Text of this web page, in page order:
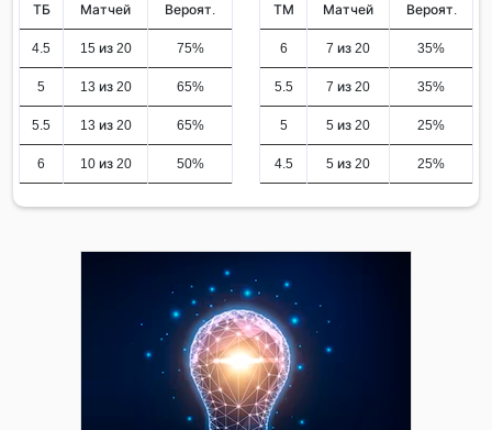
ТБ Матчей Вероят.
4.5 15 из 20 75%
5 13 из 20 65%
5.5 13 из 20 65%
6 10 из 20 50%
ТМ Матчей Вероят.
6 7 из 20 35%
5.5 7 из 20 35%
5 5 из 20 25%
4.5 5 из 20 25%